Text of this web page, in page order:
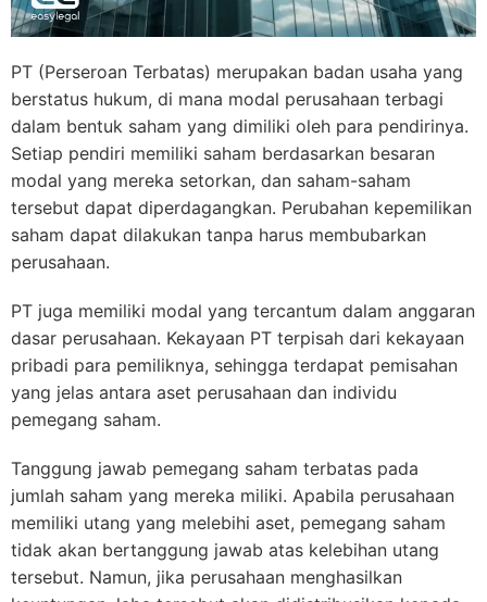
PT (Perseroan Terbatas) merupakan badan usaha yang
berstatus hukum, di mana modal perusahaan terbagi
dalam bentuk saham yang dimiliki oleh para pendirinya.
Setiap pendiri memiliki saham berdasarkan besaran
modal yang mereka setorkan, dan saham-saham
tersebut dapat diperdagangkan. Perubahan kepemilikan
saham dapat dilakukan tanpa harus membubarkan
perusahaan.
PT juga memiliki modal yang tercantum dalam anggaran
dasar perusahaan. Kekayaan PT terpisah dari kekayaan
pribadi para pemiliknya, sehingga terdapat pemisahan
yang jelas antara aset perusahaan dan individu
pemegang saham.
Tanggung jawab pemegang saham terbatas pada
jumlah saham yang mereka miliki. Apabila perusahaan
memiliki utang yang melebihi aset, pemegang saham
tidak akan bertanggung jawab atas kelebihan utang
tersebut. Namun, jika perusahaan menghasilkan